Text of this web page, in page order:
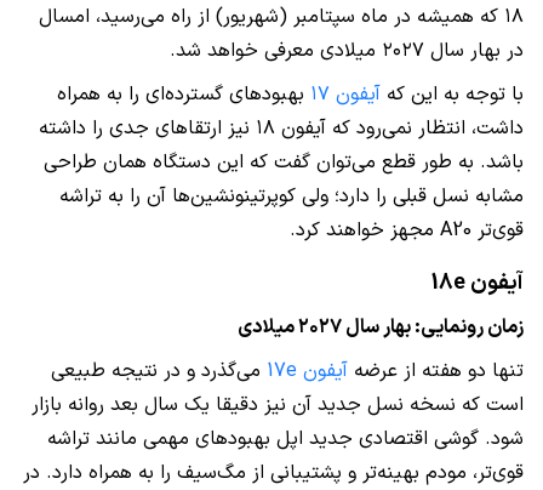
۱۸ که همیشه در ماه سپتامبر (شهریور) از راه می‌رسید، امسال
در بهار سال ۲۰۲۷ میلادی معرفی خواهد شد.
با توجه به این که آیفون ۱۷
بهبودهای گسترده‌ای را به همراه
داشت، انتظار نمی‌رود که آیفون ۱۸ نیز ارتقاهای جدی را داشته
باشد. به طور قطع می‌توان گفت که این دستگاه همان طراحی
مشابه نسل قبلی را دارد؛ ولی کوپرتینونشین‌ها آن را به تراشه
قوی‌تر A20 مجهز خواهند کرد.
آیفون 18e
زمان رونمایی: بهار سال ۲۰۲۷ میلادی
تنها دو هفته از عرضه آیفون 17e
می‌گذرد و در نتیجه طبیعی
است که نسخه نسل جدید آن نیز دقیقا یک سال بعد روانه بازار
شود. گوشی اقتصادی جدید اپل بهبودهای مهمی مانند تراشه
قوی‌تر، مودم بهینه‌تر و پشتیبانی از مگ‌سیف را به همراه دارد. در